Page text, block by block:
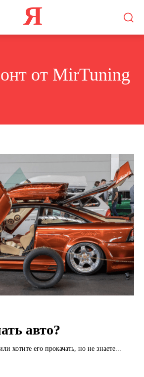
Я
от MirTuning
авто?
хотите его прокачать, но не знаете...